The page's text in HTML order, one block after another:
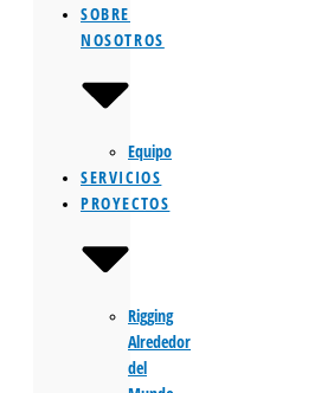
SOBRE
NOSOTROS
Equipo
SERVICIOS
PROYECTOS
Rigging
Alrededor
del